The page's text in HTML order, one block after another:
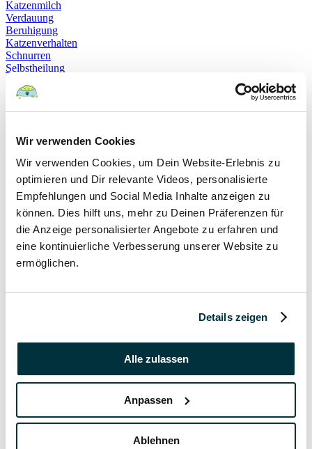
Wir verwenden Cookies
Wir verwenden Cookies, um Dein Website-Erlebnis zu
optimieren und Dir relevante Videos, personalisierte
Empfehlungen und Social Media Inhalte anzeigen zu
können. Dies hilft uns, mehr zu Deinen Präferenzen für
die Anzeige personalisierter Angebote zu erfahren und
eine kontinuierliche Verbesserung unserer Website zu
ermöglichen.
Details zeigen
Alle zulassen
Anpassen
Ablehnen
Katzenmilch
Verdauung
Beruhigung
Katzenverhalten
Schnurren
Selbstheilung
Hundeerziehung
Sozialverträglichkeit
Hundesport
Mantrailing
Rettungshund
Schäferhund
Schweißhund
exzessives Lecken
Niesen
Impfen
Parvovirose
Katzenspielzeug
Leinenführigkeit
Hundebett